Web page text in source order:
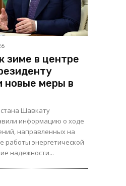
зиме в центре
новые меры в
Шавкату
информацию о ходе
направленных на
работы энергетической
надежности...